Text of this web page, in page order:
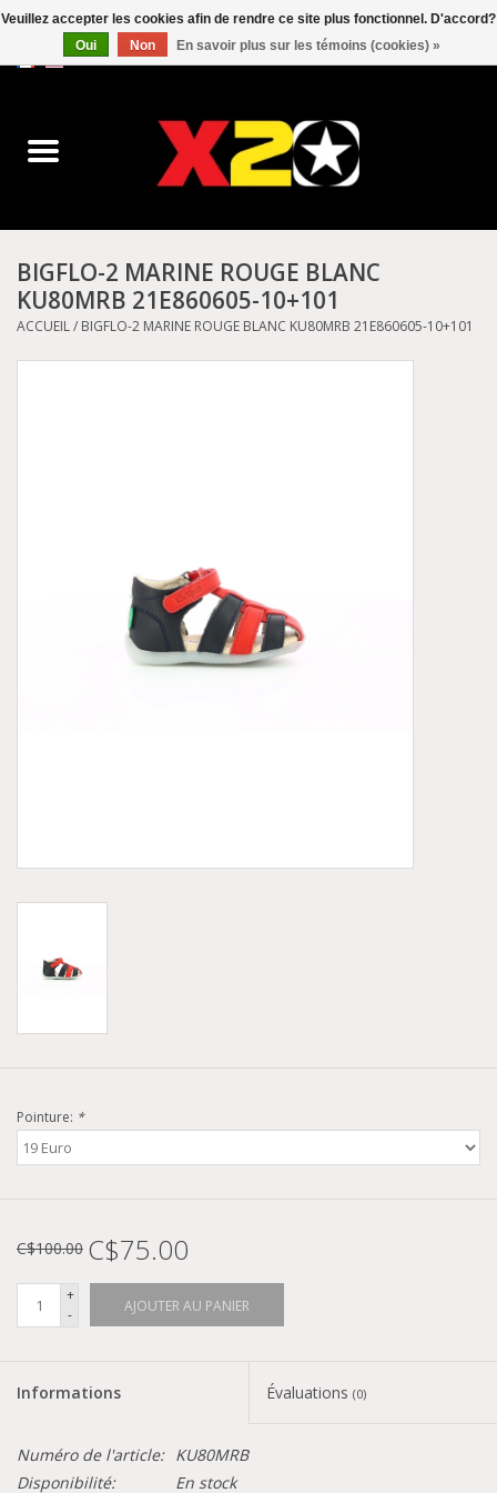
0 Articles - C$0.00
Converse
Kickers
Birkenstock
BIGFLO-2 MARINE ROUGE BLANC
KU80MRB 21E860605-10+101
ACCUEIL/ BIGFLO-2 MARINE ROUGE BLANC KU80MRB 21E860605-10+101
Pointure: *
C$100.00 C$75.00
+
-
AJOUTER AU PANIER
Informations Évaluations (0)
Numéro de l'article: KU80MRB
Disponibilité:
En stock
Veuillez accepter les cookies afin de rendre ce site plus fonctionnel. D'accord?
Oui
Non En savoir plus sur les témoins (cookies) »